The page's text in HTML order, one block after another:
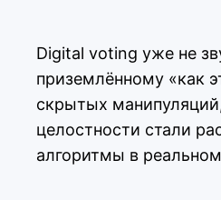
Digital voting уже не
приземлённому «как
скрытых
целостности стали
алгоритмы в